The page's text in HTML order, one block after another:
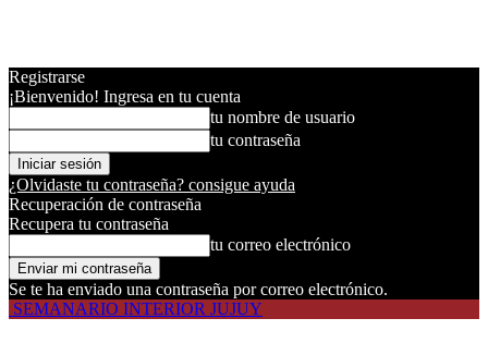
Registrarse
¡Bienvenido! Ingresa en tu cuenta
tu nombre de usuario
tu contraseña
¿Olvidaste tu contraseña? consigue ayuda
Recuperación de contraseña
Recupera tu contraseña
tu correo electrónico
Se te ha enviado una contraseña por correo electrónico.
SEMANARIO INTERIOR JUJUY